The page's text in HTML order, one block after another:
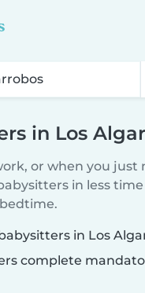
in Los
or when you just
in less
in Los
complete